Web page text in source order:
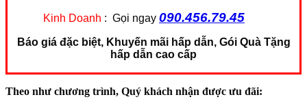
Kinh Doanh : Gọi ngay 090.456.79.45
Báo giá đặc biệt, Khuyến mãi hấp dẫn, Gói Quà Tặng
hấp dẫn cao cấp
Theo như chương trình, Quý khách nhận được ưu đãi: